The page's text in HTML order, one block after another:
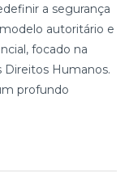
a segurança
autoritário e
focado na
Direitos Humanos.
profundo